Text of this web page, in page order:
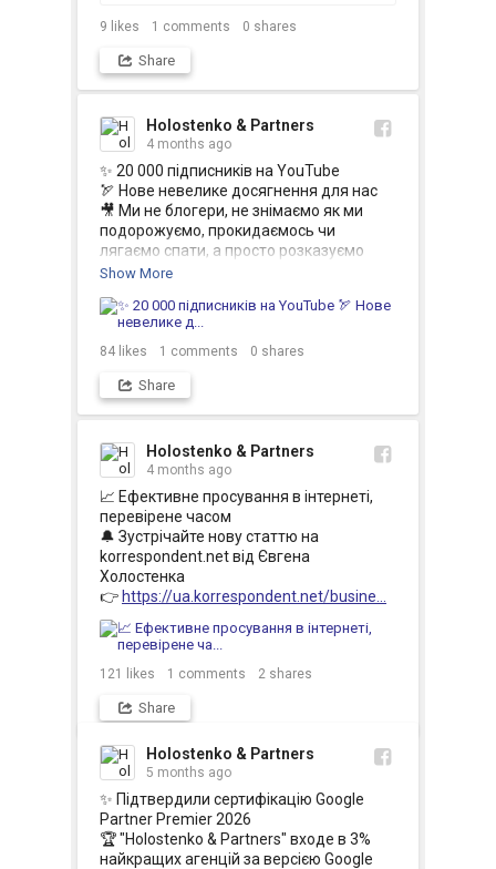
9 likes 1 comments 0 shares
Share
Holostenko & Partners
4 months ago
✨ 20 000 підписників на YouTube
🏹 Нове невелике досягнення для нас
🎥 Ми не блогери, не знімаємо як ми
подорожуємо, прокидаємось чи
лягаємо спати, а просто розказуємо
якісні поради по рекламі в інтернеті
👉
https://www.youtube.com/@Holostenko...
Show More
84 likes 1 comments 0 shares
Share
Holostenko & Partners
4 months ago
📈 Ефективне просування в інтернеті,
перевірене часом
🔔 Зустрічайте нову статтю на
korrespondent.net від Євгена
Холостенка
👉 https://ua.korrespondent.net/busine...
121 likes 1 comments 2 shares
Share
Holostenko & Partners
5 months ago
✨ Підтвердили сертифікацію Google
Partner Premier 2026
🏆 "Holostenko & Partners" входе в 3%
найкращих агенцій за версією Google